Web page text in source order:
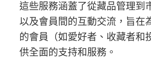
這些服務涵蓋了從藏品管理到
以及會員間的互動交流，旨在
的會員（如愛好者、收藏者和
供全面的支持和服務​​。